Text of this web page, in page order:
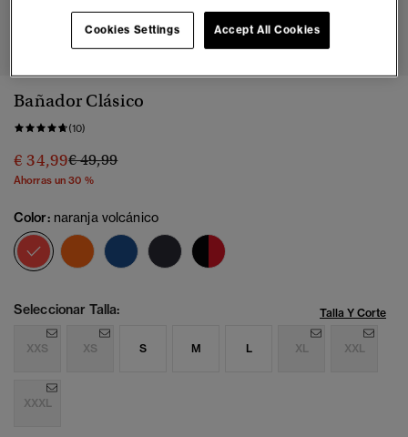
1 2 3 5 6 7
Bañador Clásico
(10)
€ 34,99Precio rebajado de
€ 49,99a
Ahorras un 30 %
Color: naranja volcánico
seleccionado
Seleccionar Talla: Talla Y Corte
XXS XS S M L XL XXL
XXXL
Accept All Cookies
Cookies Settings